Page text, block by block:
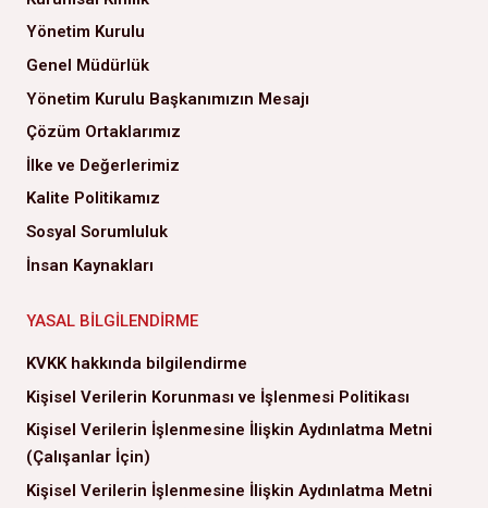
Yönetim Kurulu
Genel Müdürlük
Yönetim Kurulu Başkanımızın Mesajı
Çözüm Ortaklarımız
İlke ve Değerlerimiz
Kalite Politikamız
Sosyal Sorumluluk
İnsan Kaynakları
YASAL BILGILENDIRME
KVKK hakkında bilgilendirme
Kişisel Verilerin Korunması ve İşlenmesi Politikası
Kişisel Verilerin İşlenmesine İlişkin Aydınlatma Metni
(Çalışanlar İçin)
Kişisel Verilerin İşlenmesine İlişkin Aydınlatma Metni